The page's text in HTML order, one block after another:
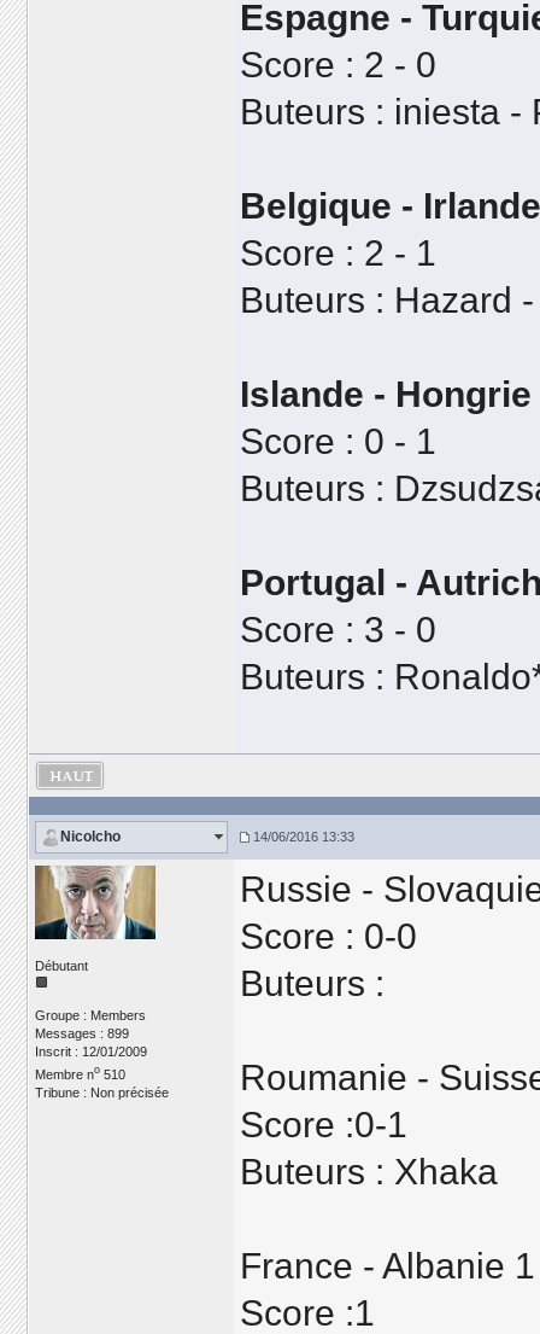
Espagne -
Score : 2 - 0
Buteurs : iniesta -
Belgique - Irlande
Score : 2 - 1
Buteurs : Hazard
Islande - Hongrie
Score : 0 - 1
Buteurs :
Portugal -
Score : 3 - 0
Buteurs :
Nicolcho 14/06/2016 13:33
Débutant
Groupe : Members
Messages : 899
Inscrit : 12/01/2009
Membre no510
Tribune : Non précisée
Russie -
Score : 0-0
Buteurs :
Roumanie -
Score :0-1
Buteurs : Xhaka
France - Albanie 1
Score :1